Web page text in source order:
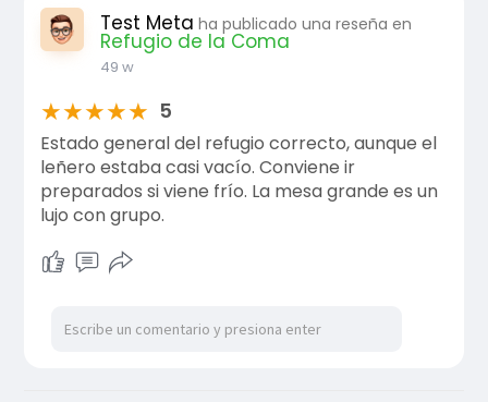
Test Meta ha publicado una reseña en
Refugio de la Coma
49 w
★★★★★ 5
Estado general del refugio correcto, aunque el
leñero estaba casi vacío. Conviene ir
preparados si viene frío. La mesa grande es un
lujo con grupo.